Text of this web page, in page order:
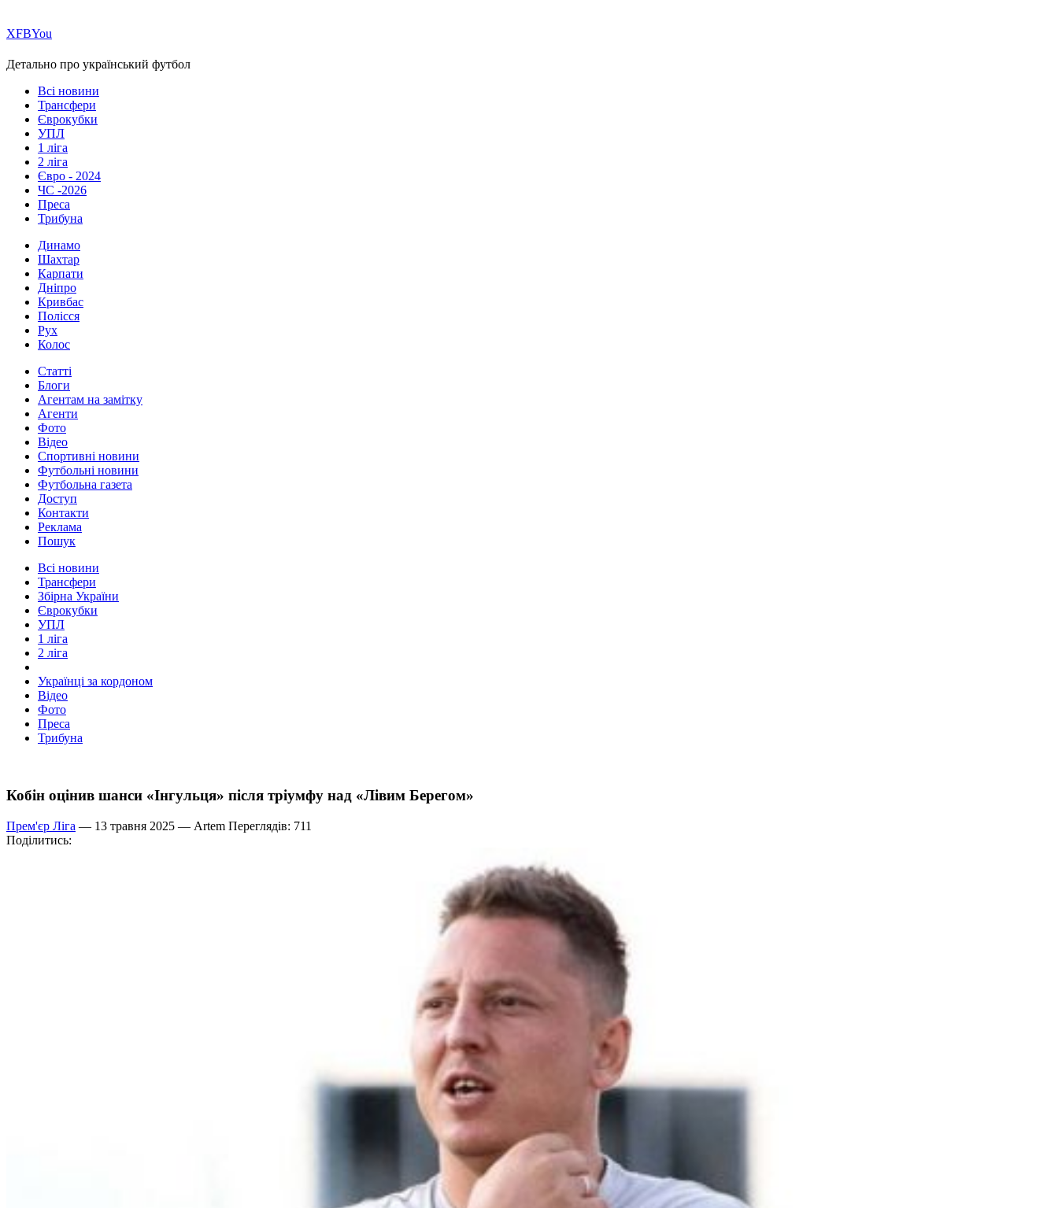
ХFBYou
Детально про український футбол
Всі новини
Трансфери
Єврокубки
УПЛ
1 ліга
2 ліга
Євро - 2024
ЧС -2026
Преса
Трибуна
Динамо
Шахтар
Карпати
Дніпро
Кривбас
Полісся
Рух
Колос
Статті
Блоги
Агентам на замітку
Агенти
Фото
Відео
Спортивні новини
Футбольні новини
Футбольна газета
Доступ
Контакти
Реклама
Пошук
Всі новини
Трансфери
Збірна України
Єврокубки
УПЛ
1 ліга
2 ліга
Українці за кордоном
Відео
Фото
Преса
Трибуна
Кобін оцінив шанси «Інгульця» після тріумфу над «Лівим Берегом»
Прем'єр Ліга — 13 травня 2025 — Artem Переглядів: 711
Поділитись: